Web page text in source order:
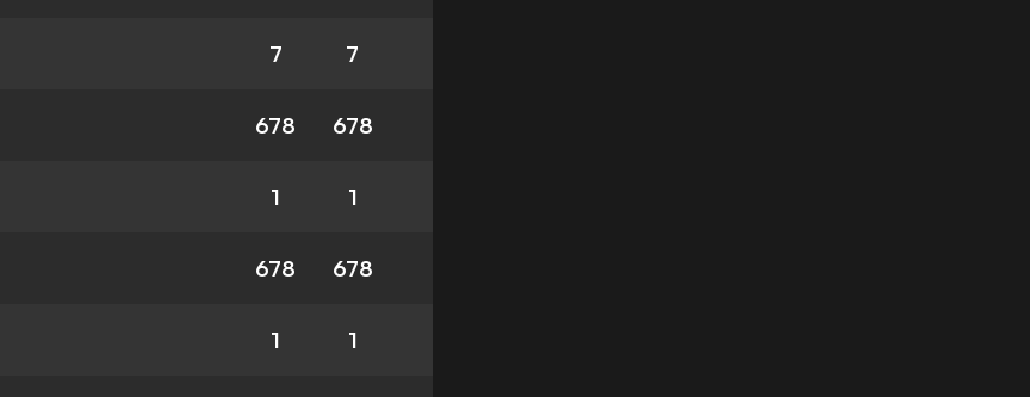
7 7
678 678
1 1
678 678
1 1